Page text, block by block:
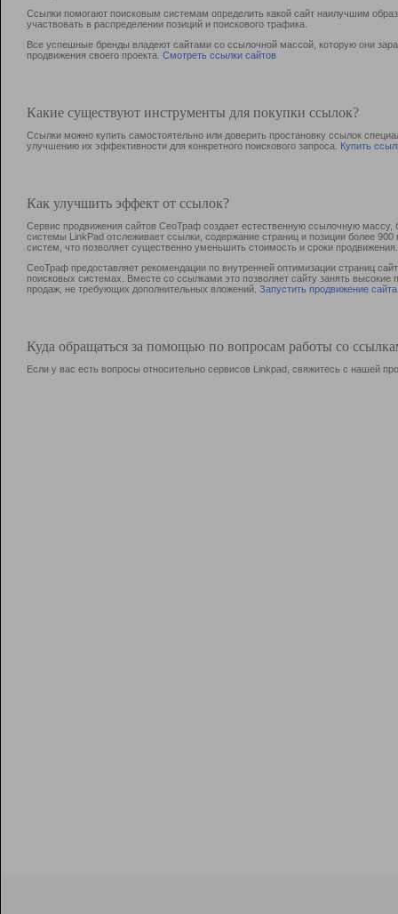
Ссылки помогают поисковым системам определить какой сайт наилучшим
участвовать в раcпределении позиций и поискового трафика.
Все успешные бренды владеют сайтами со ссылочной массой, которую они
продвижения своего проекта. Смотреть ссылки сайтов
Какие существуют инструменты для покупки ссылок?
Ссылки можно купить самостоятельно или доверить простановку ссылок
улучшению их эффективности для конкретного поискового запроса. Купить
Как улучшить эффект от ссылок?
Сервис продвижения сайтов СеоТраф создает естественную ссылочную
системы LinkPad отслеживает ссылки, содержание страниц и позиции более
систем, что позволяет существенно уменьшить стоимость и сроки продвижения.
СеоТраф предоставляет рекомендации по внутренней оптимизации страниц
поисковых системах. Вместе со ссылками это позволяет сайту занять
продаж, не требующих дополнительных вложений. Запустить продвижение сайта
Куда обращаться за помощью по вопросам работы со
Если у вас есть вопросы относительно сервисов Linkpad, свяжитесь с нашей